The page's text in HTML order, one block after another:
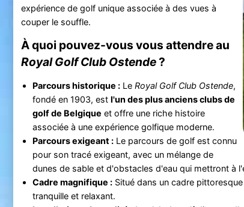
expérience de golf unique associée à des vues à
couper le souffle.
À quoi pouvez-vous vous attendre au
Royal Golf Club Ostende?
Parcours historique :Le Royal Golf Club Ostende,
fondé en 1903, est l'un des plus anciens clubs de
golf de Belgique et offre une riche histoire
associée à une expérience golfique moderne.
Parcours exigeant :Le parcours de golf est connu
pour son tracé exigeant, avec un mélange de
dunes de sable et d'obstacles d'eau qui mettront à
Cadre magnifique :Situé dans un cadre
tranquille et relaxant.